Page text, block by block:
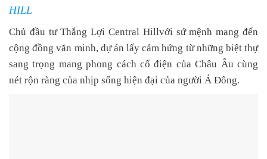
HILL
Chủ đầu tưThắng Lợi Central Hillvới sứ mệnh mang đến
cộng đồng văn minh, dự án lấy cảm hứng từ những biệt thự
sang trọng mang phong cách cổ điện của Châu Âu cùng
nét rộn ràng của nhịp sống hiện đại của người Á Đông.